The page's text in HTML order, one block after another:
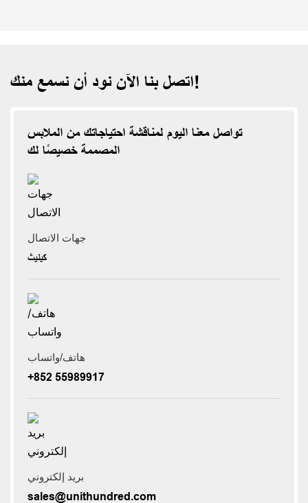
اتصل بنا الآن نود أن نسمع منك!
تواصل معنا اليوم لمناقشة احتياجاتك من الملابس
المصممة خصيصًا لك
جهات الاتصال
كينيث
هاتف/واتساب
+852 55989917
بريد إلكتروني
sales@unithundred.com